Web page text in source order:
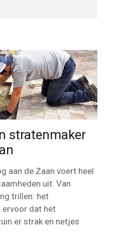
stratenmaker
aan de Zaan voert heel
uit. Van
trillen: het
dat het
er strak en netjes